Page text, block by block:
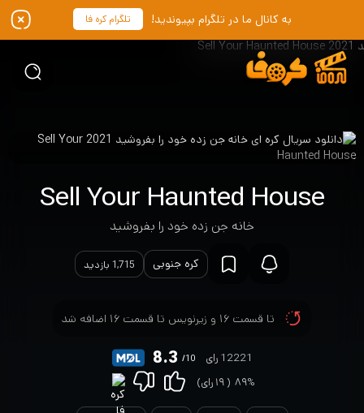
به کانال ما در تلگرام بپیوندید! تلگرام کره فا
Sell Your Haunted House
خانه جن زده خود را بفروشید
کره جنوبی 1,715 بازدید
تا قسمت ۱۶ و زیرنویس تا قسمت ۱۶ اضافه شد
8.3 /10
12221 رای
۸۹% ( ۱۹ رای)